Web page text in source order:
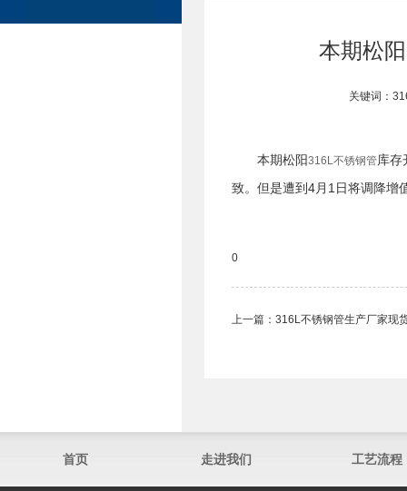
本期松
关键词：
本期松阳316L不锈钢管库存
致。但是遭到4月1日将调降增
0
上一篇： 316L不锈钢管生产厂家现
首页 走进我们 工艺流程